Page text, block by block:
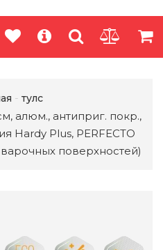
тулс
алюм., антиприг. покр.,
Hardy Plus, PERFECTO
поверхностей)